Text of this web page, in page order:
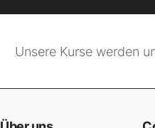
Unsere Kurse werden